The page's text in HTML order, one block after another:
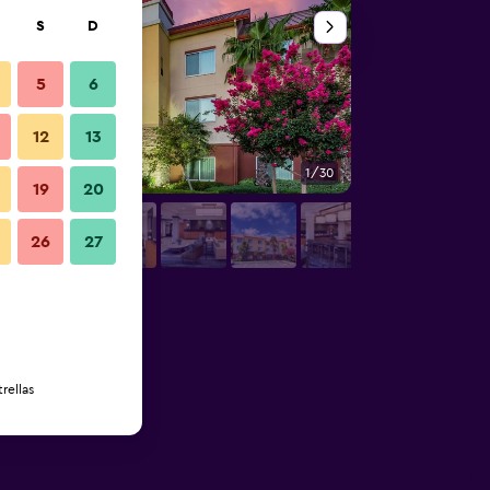
1/30
S D
5 6
12 13
19 20
26 27